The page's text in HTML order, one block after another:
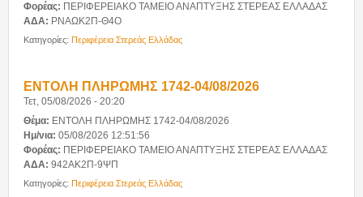
Φορέας: ΠΕΡΙΦΕΡΕΙΑΚΟ ΤΑΜΕΙΟ ΑΝΑΠΤΥΞΗΣ ΣΤΕΡΕΑΣ ΕΛΛΑΔΑΣ
ΑΔΑ: ΡΝΑΩΚ2Π-Θ4Ο
Κατηγορίες: Περιφέρεια Στερεάς Ελλάδας
ΕΝΤΟΛΗ ΠΛΗΡΩΜΗΣ 1742-04/08/2026
Τετ, 05/08/2026 - 20:20
Θέμα: ΕΝΤΟΛΗ ΠΛΗΡΩΜΗΣ 1742-04/08/2026
Ημ/νια: 05/08/2026 12:51:56
Φορέας: ΠΕΡΙΦΕΡΕΙΑΚΟ ΤΑΜΕΙΟ ΑΝΑΠΤΥΞΗΣ ΣΤΕΡΕΑΣ ΕΛΛΑΔΑΣ
ΑΔΑ: 942ΑΚ2Π-9ΨΠ
Κατηγορίες: Περιφέρεια Στερεάς Ελλάδας